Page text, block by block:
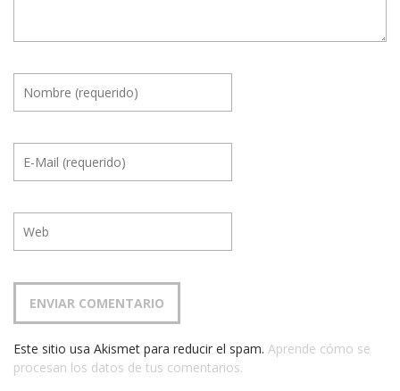
Este sitio usa Akismet para reducir el spam. Aprende cómo se
procesan los datos de tus comentarios.